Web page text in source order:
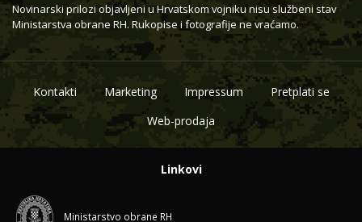
Novinarski prilozi objavljeni u Hrvatskom vojniku nisu službeni stav
Ministarstva obrane RH. Rukopise i fotografije ne vraćamo.
Kontakti Marketing Impressum
Pretplati se
Web-prodaja
Linkovi
Ministarstvo obrane RH